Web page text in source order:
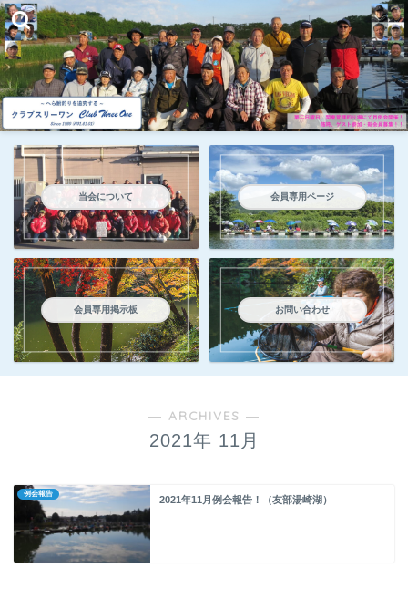
当会について 会員専用ページ
会員専用掲示板 お問い合わせ
― ARCHIVES ―
2021年 11月
例会報告
2021年11月例会報告！（友部湯崎湖）